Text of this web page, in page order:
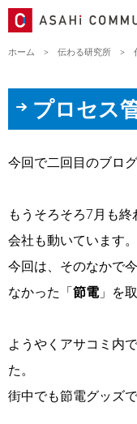
ホーム > 伝わる研究所 >
プロセス
今回で二回目のブログ
もうそろそろ7月も
会社も動いています。
今回は、そのなかで
なかった「節電」を
ようやくアサコミ内
た。
街中でも節電グッズ